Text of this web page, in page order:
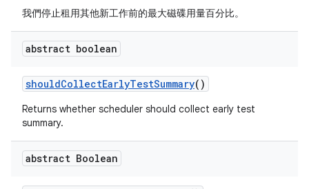
我們停止租用其他新工作前的最大磁碟用量百分比。
abstract boolean
shouldCollectEarlyTestSummary()
Returns whether scheduler should collect early test
summary.
abstract Boolean